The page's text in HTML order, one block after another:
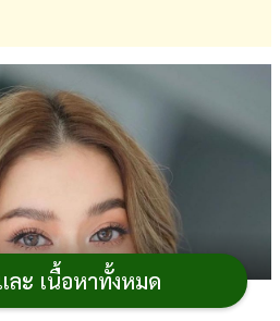
ะ เนื้อหาทั้งหมด